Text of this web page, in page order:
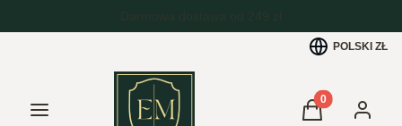
POLSKI ZŁ
Menu Produkty w
Koszyk Zaloguj